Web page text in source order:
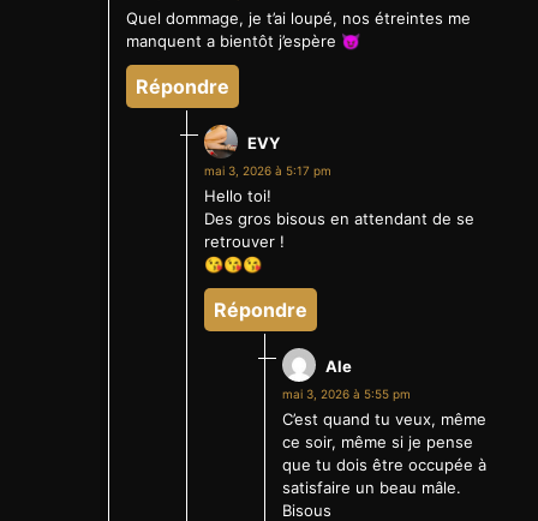
Quel dommage, je t’ai loupé, nos étreintes me
manquent a bientôt j’espère 😈
Répondre
EVY
mai 3, 2026 à 5:17 pm
Hello toi!
Des gros bisous en attendant de se
retrouver !
😘😘😘
Répondre
Ale
mai 3, 2026 à 5:55 pm
C’est quand tu veux, même
ce soir, même si je pense
que tu dois être occupée à
satisfaire un beau mâle.
Bisous